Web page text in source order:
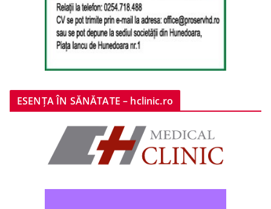
ESENȚA ÎN SĂNĂTATE – hclinic.ro